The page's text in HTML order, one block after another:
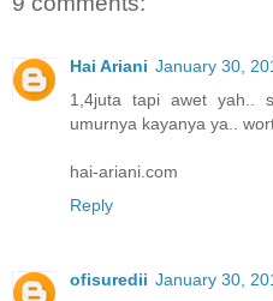
Hai Ariani January 30,
1,4juta tapi awet yah..
umurnya kayanya ya..
hai-ariani.com
Reply
ofisuredii January 30,